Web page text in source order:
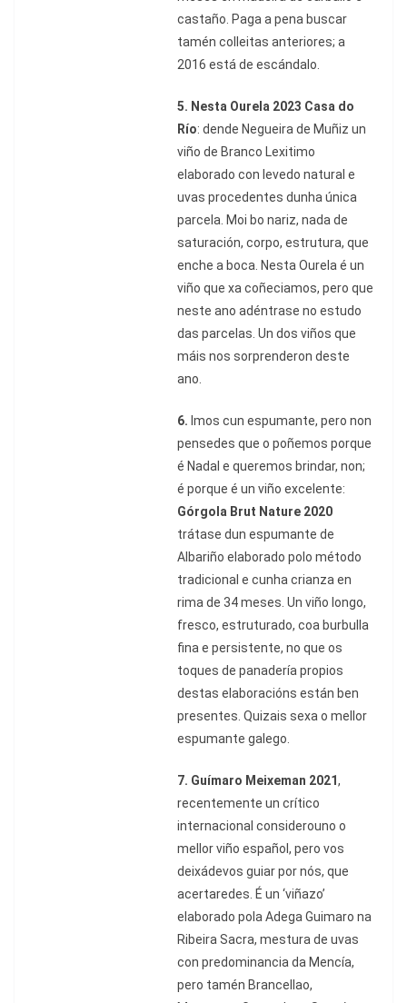
castaño. Paga a pena buscar
tamén colleitas anteriores; a
2016 está de escándalo.
5. Nesta Ourela 2023 Casa do
Río: dende Negueira de Muñiz un
viño de Branco Lexitimo
elaborado con levedo natural e
uvas procedentes dunha única
parcela. Moi bo nariz, nada de
saturación, corpo, estrutura, que
enche a boca. Nesta Ourela é un
viño que xa coñeciamos, pero que
neste ano adéntrase no estudo
das parcelas. Un dos viños que
máis nos sorprenderon deste
ano.
6. Imos cun espumante, pero non
pensedes que o poñemos porque
é Nadal e queremos brindar, non;
é porque é un viño excelente:
Górgola Brut Nature 2020
trátase dun espumante de
Albariño elaborado polo método
tradicional e cunha crianza en
rima de 34 meses. Un viño longo,
fresco, estruturado, coa burbulla
fina e persistente, no que os
toques de panadería propios
destas elaboracións están ben
presentes. Quizais sexa o mellor
espumante galego.
7. Guímaro Meixeman 2021,
recentemente un crítico
internacional considerouno o
mellor viño español, pero vos
deixádevos guiar por nós, que
acertaredes. É un ‘viñazo’
elaborado pola Adega Guimaro na
Ribeira Sacra, mestura de uvas
con predominancia da Mencía,
pero tamén Brancellao,